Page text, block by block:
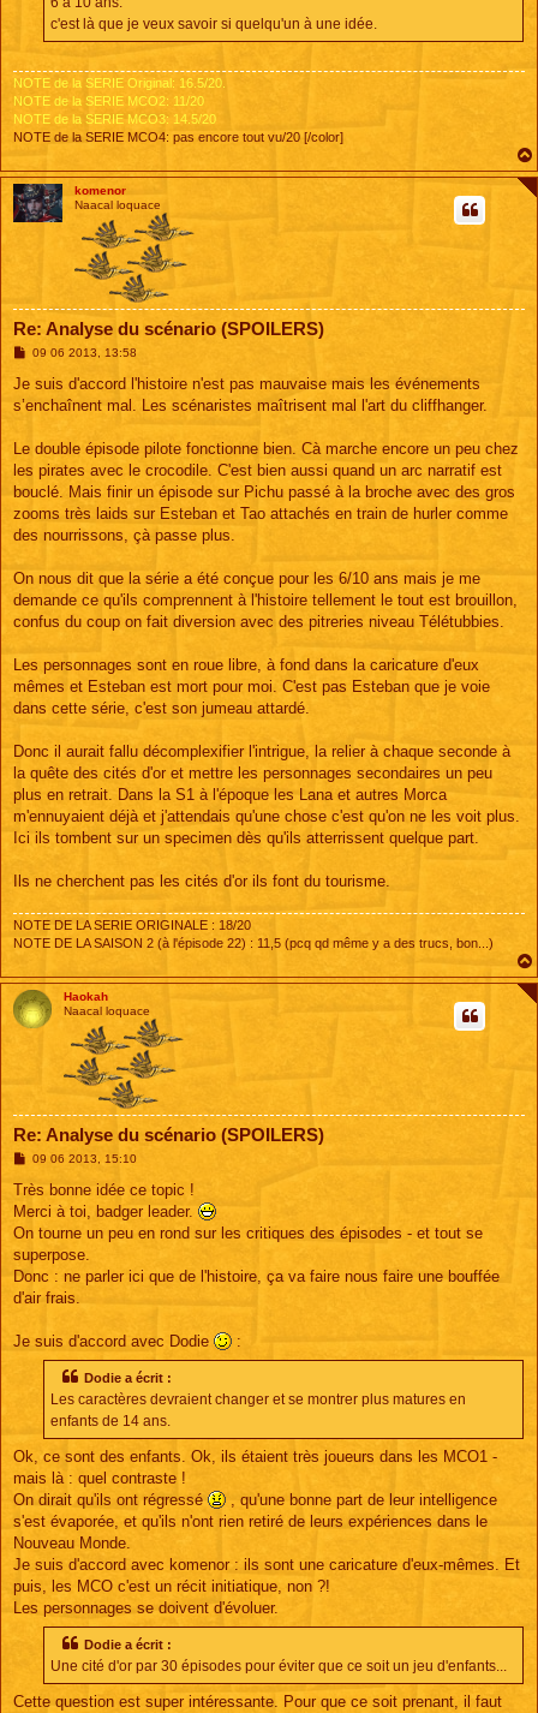
c'est là que je veux savoir si quelqu'un à une idée.
NOTE de la SERIE Original: 16.5/20.
NOTE de la SERIE MCO2: 11/20
NOTE de la SERIE MCO3: 14.5/20
NOTE de la SERIE MCO4: pas encore tout vu/20 [/color]
komenor
Naacal loquace
Re: Analyse du scénario (SPOILERS)
M
s
a
09 06 2013, 13:58
Je suis d'accord l'histoire n'est pas mauvaise mais les événements
s’enchaînent mal. Les scénaristes maîtrisent mal l'art du cliffhanger.
Le double épisode pilote fonctionne bien. Cà marche encore un peu chez
les pirates avec le crocodile. C'est bien aussi quand un arc narratif est
bouclé. Mais finir un épisode sur Pichu passé à la broche avec des gros
zooms très laids sur Esteban et Tao attachés en train de hurler comme
des nourrissons, çà passe plus.
On nous dit que la série a été conçue pour les 6/10 ans mais je me
demande ce qu'ils comprennent à l'histoire tellement le tout est brouillon,
confus du coup on fait diversion avec des pitreries niveau Télétubbies.
Les personnages sont en roue libre, à fond dans la caricature d'eux
mêmes et Esteban est mort pour moi. C'est pas Esteban que je voie
dans cette série, c'est son jumeau attardé.
Donc il aurait fallu décomplexifier l'intrigue, la relier à chaque seconde à
la quête des cités d'or et mettre les personnages secondaires un peu
plus en retrait. Dans la S1 à l'époque les Lana et autres Morca
m'ennuyaient déjà et j'attendais qu'une chose c'est qu'on ne les voit plus.
Ici ils tombent sur un specimen dès qu'ils atterrissent quelque part.
Ils ne cherchent pas les cités d'or ils font du tourisme.
NOTE DE LA SERIE ORIGINALE : 18/20
NOTE DE LA SAISON 2 (à l'épisode 22) : 11,5 (pcq qd même y a des trucs, bon...)
Haokah
Naacal loquace
Re: Analyse du scénario (SPOILERS)
M
s
a
g
09 06 2013, 15:10
Très bonne idée ce topic !
Merci à toi, badger leader.
On tourne un peu en rond sur les critiques des épisodes - et tout se
superpose.
Donc : ne parler ici que de l'histoire, ça va faire nous faire une bouffée
d'air frais.
Je suis d'accord avec Dodie :
Dodie a écrit :
Les caractères devraient changer et se montrer plus matures en
enfants de 14 ans.
Ok, ce sont des enfants. Ok, ils étaient très joueurs dans les MCO1 -
mais là : quel contraste !
On dirait qu'ils ont régressé
, qu'une bonne part de leur intelligence
s'est évaporée, et qu'ils n'ont rien retiré de leurs expériences dans le
Nouveau Monde.
Je suis d'accord avec komenor : ils sont une caricature d'eux-mêmes. Et
puis, les MCO c'est un récit initiatique, non ?!
Les personnages se doivent d'évoluer.
Dodie a écrit :
Une cité d'or par 30 épisodes pour éviter que ce soit un jeu d'enfants...
Cette question est super intéressante. Pour que ce soit prenant, il faut